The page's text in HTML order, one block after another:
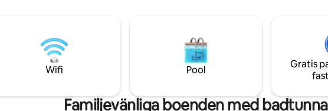
inkl. - 2 minuter med bil till 1# rankad
strand i staden - 1 minuts bilresa till Golf
Club med Zebra's
Seaview Spar Supermarket, en
och restauranger. Backup
säker parkering inom
Wifi Pool
Gratis
Familjevänliga boenden med badtunna